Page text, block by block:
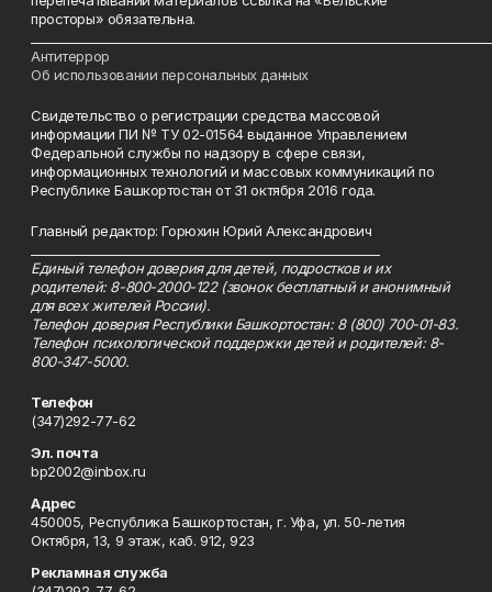
просторы» обязательна.
Антитеррор
Об использовании персональных данных
Свидетельство о регистрации средства массовой
информации ПИ № ТУ 02-01564 выданное Управлением
Федеральной службы по надзору в сфере связи,
информационных технологий и массовых коммуникаций по
Республике Башкортостан от 31 октября 2016 года.
Главный редактор: Горюхин Юрий Александрович
Единый телефон доверия для детей, подростков и их
родителей: 8-800-2000-122 (звонок бесплатный и анонимный
для всех жителей России).
Телефон доверия Республики Башкортостан: 8 (800) 700-01-83.
Телефон психологической поддержки детей и родителей: 8-
800-347-5000.
Телефон
(347)292-77-62
Эл. почта
bp2002@inbox.ru
Адрес
450005, Республика Башкортостан, г. Уфа, ул. 50-летия
Октября, 13, 9 этаж, каб. 912, 923
Рекламная служба